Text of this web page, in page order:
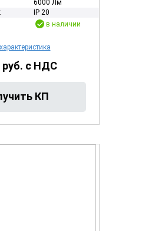
6000 Лм
IP 20
в наличии
руб. с НДС